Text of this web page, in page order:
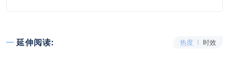
延伸阅读: 热度 时效